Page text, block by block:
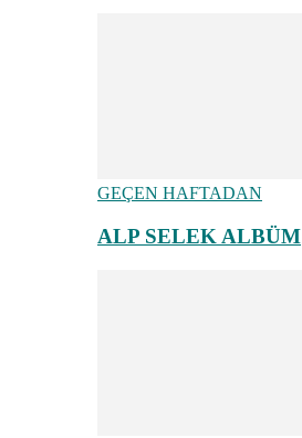
GEÇEN HAFTADAN
ALP SELEK ALBÜM